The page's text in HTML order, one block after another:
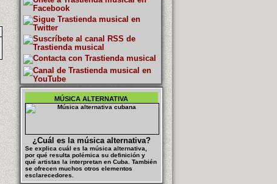
MÚSICA ALTERNATIVA
¿Cuál es la música alternativa?
Se explica cuál es la música alternativa,
por qué resulta polémica su definición y
qué artistas la interpretan en Cuba. También
se ofrecen muchos otros elementos
esclarecedores.